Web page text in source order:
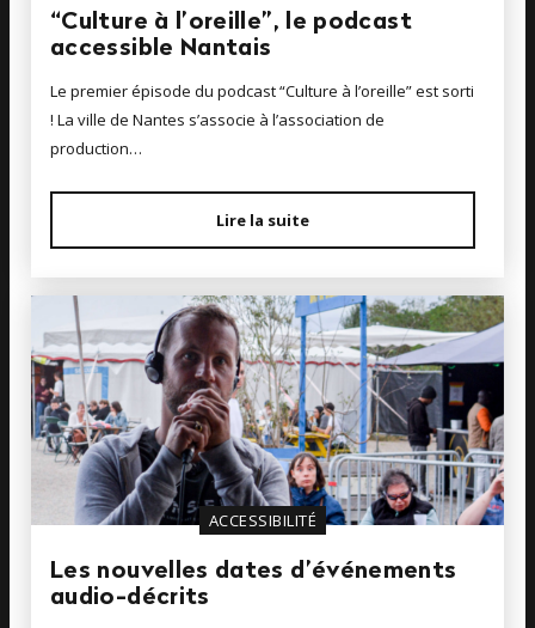
“Culture à l’oreille”, le podcast
accessible Nantais
Le premier épisode du podcast “Culture à l’oreille” est sorti
! La ville de Nantes s’associe à l’association de
production…
Lire la suite
ACCESSIBILITÉ
Les nouvelles dates d’événements
audio-décrits